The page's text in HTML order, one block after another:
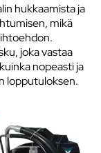
hukkaamista ja
mikä
joka vastaa
nopeasti ja
lopputuloksen.